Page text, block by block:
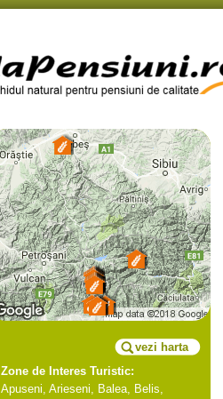
vezi harta
Zone de Interes Turistic:
Apuseni, Arieseni, Balea, Belis,